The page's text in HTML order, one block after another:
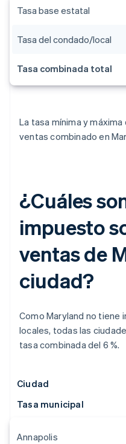
Tasa base estatal
Tasa del condado/local
Tasa combinada total
La tasa mínima y
ventas combinado en
¿Cuáles
impuesto
ventas de
ciudad?
Como Maryland no
locales, todas las
tasa combinada del 6 %.
Ciudad
Tasa municipal
Annapolis